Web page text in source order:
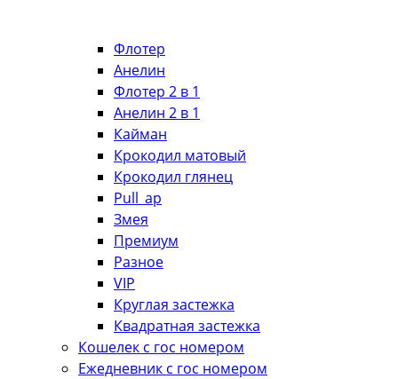
Флотер
Анелин
Флотер 2 в 1
Анелин 2 в 1
Кайман
Крокодил матовый
Крокодил глянец
Pull_ap
Змея
Премиум
Разное
VIP
Круглая застежка
Квадратная застежка
Кошелек с гос номером
Ежедневник с гос номером